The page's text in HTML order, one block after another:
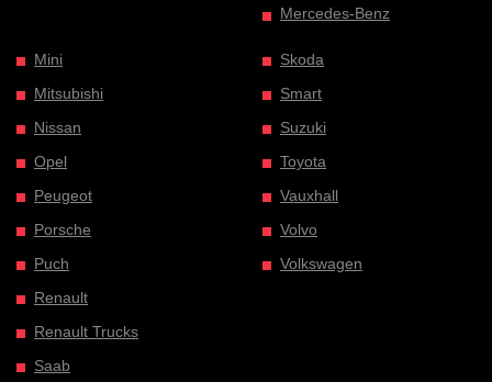
Mercedes-Benz
Mini
Mitsubishi
Nissan
Opel
Peugeot
Porsche
Puch
Renault
Renault Trucks
Saab
Skoda
Smart
Suzuki
Toyota
Vauxhall
Volvo
Volkswagen